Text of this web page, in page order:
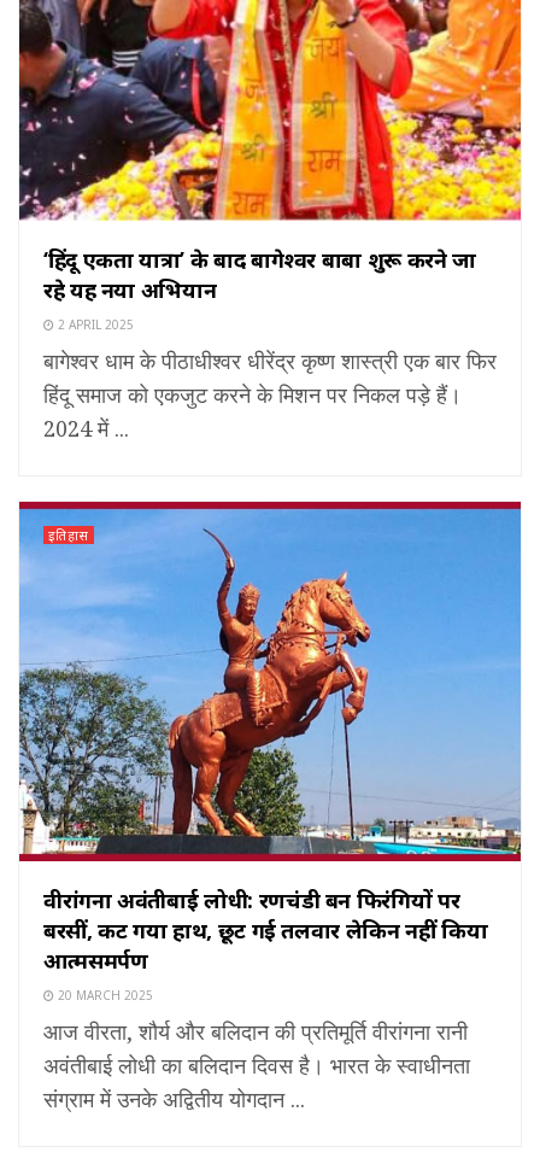
‘हिंदू एकता यात्रा’ के बाद बागेश्वर बाबा शुरू करने जा
रहे यह नया अभियान
2 APRIL 2025
बागेश्वर धाम के पीठाधीश्वर धीरेंद्र कृष्ण शास्त्री एक बार फिर
हिंदू समाज को एकजुट करने के मिशन पर निकल पड़े हैं।
2024 में ...
इतिहास
वीरांगना अवंतीबाई लोधी: रणचंडी बन फिरंगियों पर
बरसीं, कट गया हाथ, छूट गई तलवार लेकिन नहीं किया
आत्मसमर्पण
20 MARCH 2025
आज वीरता, शौर्य और बलिदान की प्रतिमूर्ति वीरांगना रानी
अवंतीबाई लोधी का बलिदान दिवस है। भारत के स्वाधीनता
संग्राम में उनके अद्वितीय योगदान ...